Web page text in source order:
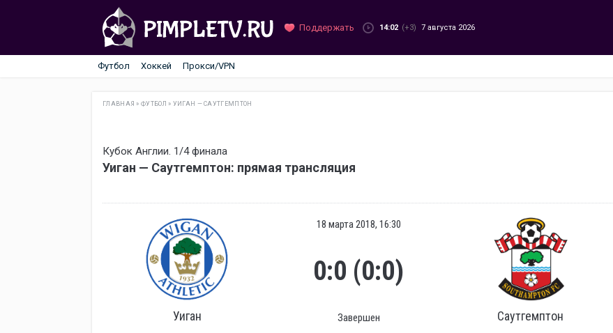
Поддержать 14:02 (+3) 7 августа 2026
Футбол Хоккей Прокси/VPN
ГЛАВНАЯ »ФУТБОЛ » УИГАН — САУТГЕМПТОН
Кубок Англии. 1/4 финала
Уиган — Саутгемптон: прямая трансляция
Уиган
18 марта 2018, 16:30
0:0 (0:0)
Завершен Саутгемптон